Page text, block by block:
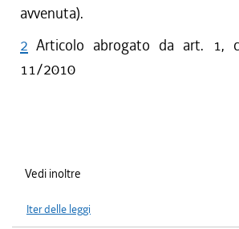
avvenuta).
2 Articolo abrogato da art. 1,
11/2010
Vedi inoltre
Iter delle leggi